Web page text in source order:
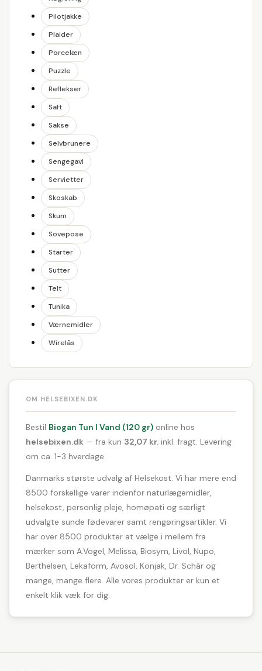
Pilotjakke
Plaider
Porcelæn
Puzzle
Reflekser
Saft
Sakse
Selvbrunere
Sengegavl
Servietter
Skoskab
Skum
Sovepose
Starter
Sutter
Telt
Tunika
Værnemidler
Wirelås
OM HELSEBIXEN.DK
Bestil Biogan Tun I Vand (120 gr) online hos
helsebixen.dk — fra kun 32,07 kr. inkl. fragt. Levering
om ca. 1-3 hverdage.
Danmarks største udvalg af Helsekost. Vi har mere end
8500 forskellige varer indenfor naturlægemidler,
helsekost, personlig pleje, homøpati og særligt
udvalgte sunde fødevarer samt rengøringsartikler. Vi
har over 8500 produkter at vælge i mellem fra
mærker som A.Vogel, Melissa, Biosym, Livol, Nupo,
Berthelsen, Lekaform, Avosol, Konjak, Dr. Schär og
mange, mange flere. Alle vores produkter er kun et
enkelt klik væk for dig.